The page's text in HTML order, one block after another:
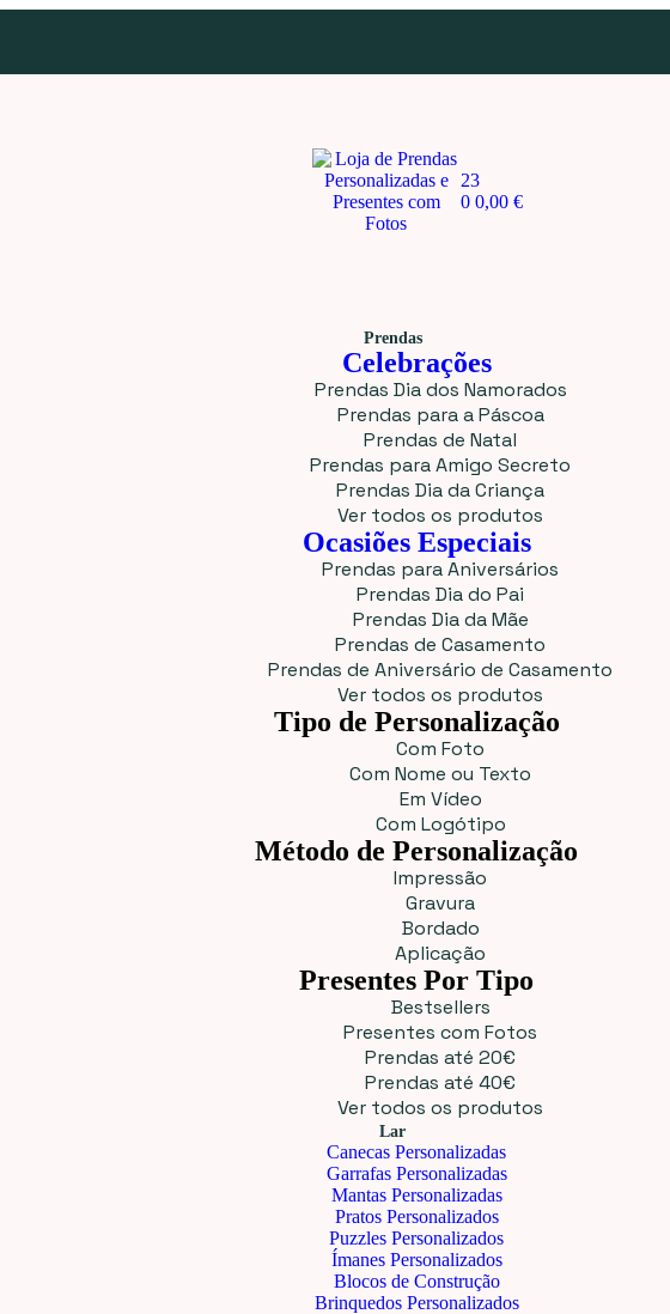
23
0 0,00 €
Prendas
Celebrações
Prendas Dia dos Namorados
Prendas para a Páscoa
Prendas de Natal
Prendas para Amigo Secreto
Prendas Dia da Criança
Ver todos os produtos
Ocasiões Especiais
Prendas para Aniversários
Prendas Dia do Pai
Prendas Dia da Mãe
Prendas de Casamento
Prendas de Aniversário de Casamento
Ver todos os produtos
Tipo de Personalização
Com Foto
Com Nome ou Texto
Em Vídeo
Com Logótipo
Método de Personalização
Impressão
Gravura
Bordado
Aplicação
Presentes Por Tipo
Bestsellers
Presentes com Fotos
Prendas até 20€
Prendas até 40€
Ver todos os produtos
Lar
Canecas Personalizadas
Garrafas Personalizadas
Mantas Personalizadas
Pratos Personalizados
Puzzles Personalizados
Ímanes Personalizados
Blocos de Construção
Brinquedos Personalizados